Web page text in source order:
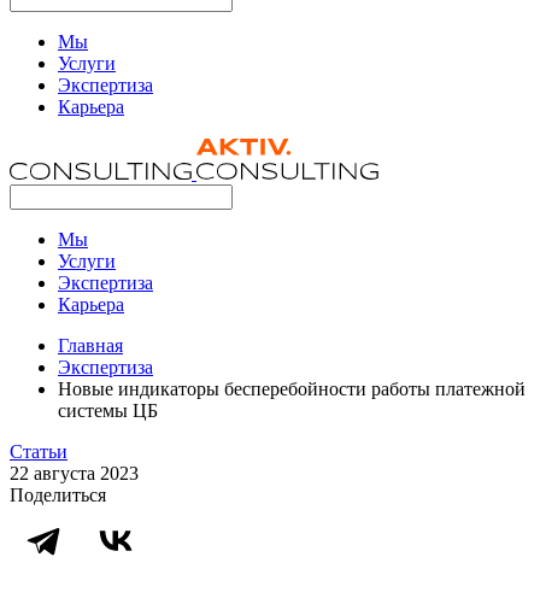
Мы
Услуги
Экспертиза
Карьера
Мы
Услуги
Экспертиза
Карьера
Главная
Экспертиза
Новые индикаторы бесперебойности работы платежной
системы ЦБ
Статьи
22 августа 2023
Поделиться